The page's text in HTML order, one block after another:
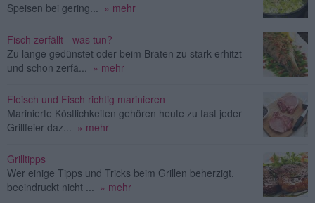
Speisen bei gering... » mehr
Fisch zerfällt - was tun?
Zu lange gedünstet oder beim Braten zu stark erhitzt
und schon zerfä... » mehr
Fleisch und Fisch richtig marinieren
Marinierte Köstlichkeiten gehören heute zu fast jeder
Grillfeier daz... » mehr
Grilltipps
Wer einige Tipps und Tricks beim Grillen beherzigt,
beeindruckt nicht ... » mehr